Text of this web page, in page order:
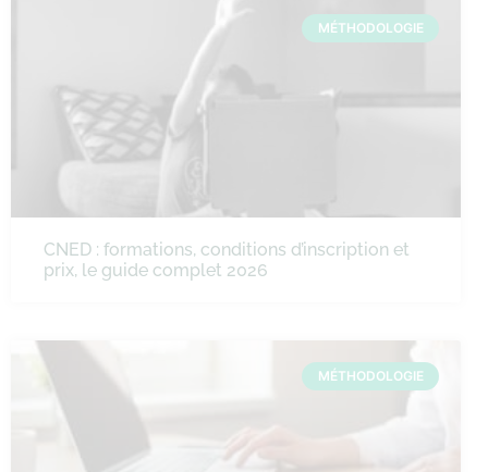
MÉTHODOLOGIE
CNED : formations, conditions d’inscription et
prix, le guide complet 2026
MÉTHODOLOGIE